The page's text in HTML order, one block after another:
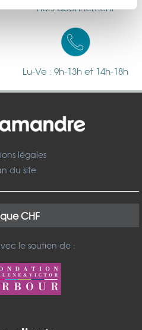
de médias sociaux, de
combiner celles-ci
de votre utilisation de leurs
hors abonnement
Lu-Ve : 9h-13h et 14h-18h
légales
du site
CHF
le soutien de :